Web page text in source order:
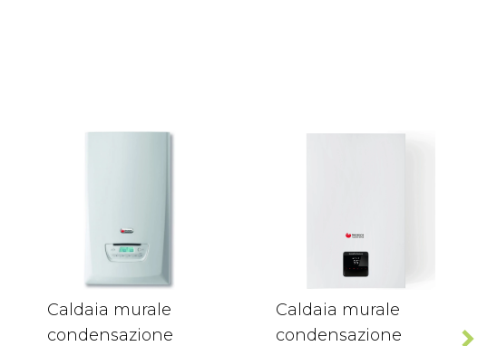
Caldaia murale
condensazione
Caldaia murale
condensazione